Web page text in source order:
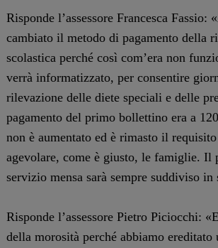
Risponde l’assessore Francesca Fassio:
cambiato il metodo di pagamento della
scolastica perché così com’era non
verrà informatizzato, per consentire
rilevazione delle diete speciali e delle
pagamento del primo bollettino era a
non è aumentato ed è rimasto il
agevolare, come è giusto, le famiglie. Il
servizio mensa sarà sempre suddiviso
Risponde l’assessore Pietro Piciocchi:
della morosità perché abbiamo ereditato